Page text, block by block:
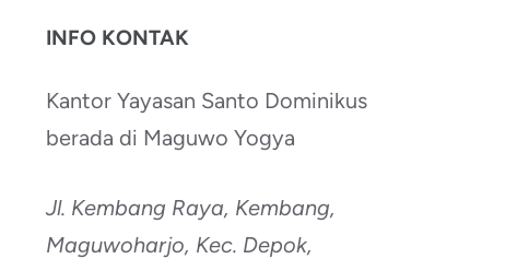
INFO KONTAK
Kantor Yayasan Santo Dominikus
berada di Maguwo Yogya
Jl. Kembang Raya, Kembang,
Maguwoharjo, Kec. Depok,